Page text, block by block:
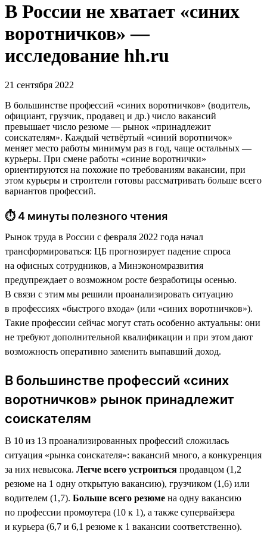
В России не хватает «синих
воротничков» —
исследование hh.ru
21 сентября 2022
В большинстве профессий «синих воротничков» (водитель,
официант, грузчик, продавец и др.) число вакансий
превышает число резюме — рынок «принадлежит
соискателям». Каждый четвёртый «синий воротничок»
меняет место работы минимум раз в год, чаще остальных —
курьеры. При смене работы «синие воротнички»
ориентируются на похожие по требованиям вакансии, при
этом курьеры и строители готовы рассматривать больше всего
вариантов профессий.
⏱ 4 минуты полезного чтения
Рынок труда в России с февраля 2022 года начал
трансформироваться: ЦБ прогнозирует падение спроса
на офисных сотрудников, а Минэкономразвития
предупреждает о возможном росте безработицы осенью.
В связи с этим мы решили проанализировать ситуацию
в профессиях «быстрого входа» (или «синих воротничков»).
Такие профессии сейчас могут стать особенно актуальны: они
не требуют дополнительной квалификации и при этом дают
возможность оперативно заменить выпавший доход.
В большинстве профессий «синих
воротничков» рынок принадлежит
соискателям
В 10 из 13 проанализированных профессий сложилась
ситуация «рынка соискателя»: вакансий много, а конкуренция
за них невысока. Легче всего устроиться продавцом (1,2
резюме на 1 одну открытую вакансию), грузчиком (1,6) или
водителем (1,7). Больше всего резюме на одну вакансию
по профессии промоутера (10 к 1), а также супервайзера
и курьера (6,7 и 6,1 резюме к 1 вакансии соответственно).